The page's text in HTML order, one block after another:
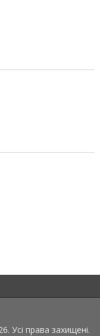
Усі права захищені.